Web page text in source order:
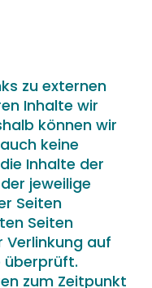
zu externen
Inhalte wir
können wir
keine
Inhalte der
jeweilige
Seiten
Seiten
Verlinkung auf
überprüft.
zum Zeitpunkt